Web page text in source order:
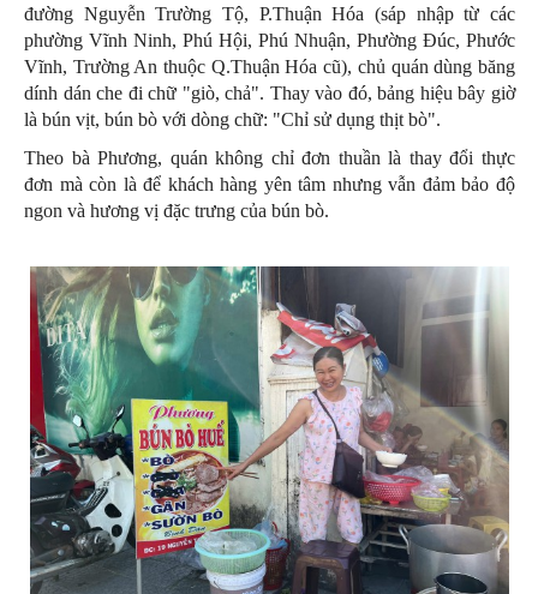
đường Nguyễn Trường Tộ, P.Thuận Hóa (sáp nhập từ các
phường Vĩnh Ninh, Phú Hội, Phú Nhuận, Phường Đúc, Phước
Vĩnh, Trường An thuộc Q.Thuận Hóa cũ), chủ quán dùng băng
dính dán che đi chữ "giò, chả". Thay vào đó, bảng hiệu bây giờ
là bún vịt, bún bò với dòng chữ: "Chỉ sử dụng thịt bò".
Theo bà Phương, quán không chỉ đơn thuần là thay đổi thực
đơn mà còn là để khách hàng yên tâm nhưng vẫn đảm bảo độ
ngon và hương vị đặc trưng của bún bò.